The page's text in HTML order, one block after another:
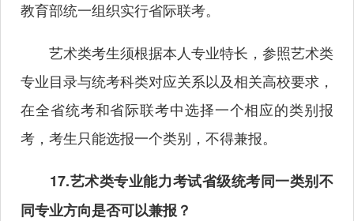
教育部统一组织实行省际联考。
艺术类考生须根据本人专业特长，参照艺术类
专业目录与统考科类对应关系以及相关高校要求，
在全省统考和省际联考中选择一个相应的类别报
考，考生只能选报一个类别，不得兼报。
17.艺术类专业能力考试省级统考同一类别不
同专业方向是否可以兼报？